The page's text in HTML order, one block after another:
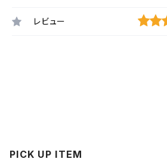
レビュー
PICK UP ITEM